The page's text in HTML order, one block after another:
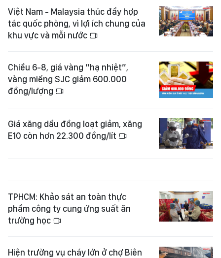
Việt Nam - Malaysia thúc đẩy hợp
tác quốc phòng, vì lợi ích chung của
khu vực và mỗi nước
Chiều 6-8, giá vàng “hạ nhiệt”,
vàng miếng SJC giảm 600.000
đồng/lượng
Giá xăng dầu đồng loạt giảm, xăng
E10 còn hơn 22.300 đồng/lít
TPHCM: Khảo sát an toàn thực
phẩm công ty cung ứng suất ăn
trường học
Hiện trường vụ cháy lớn ở chợ Biên